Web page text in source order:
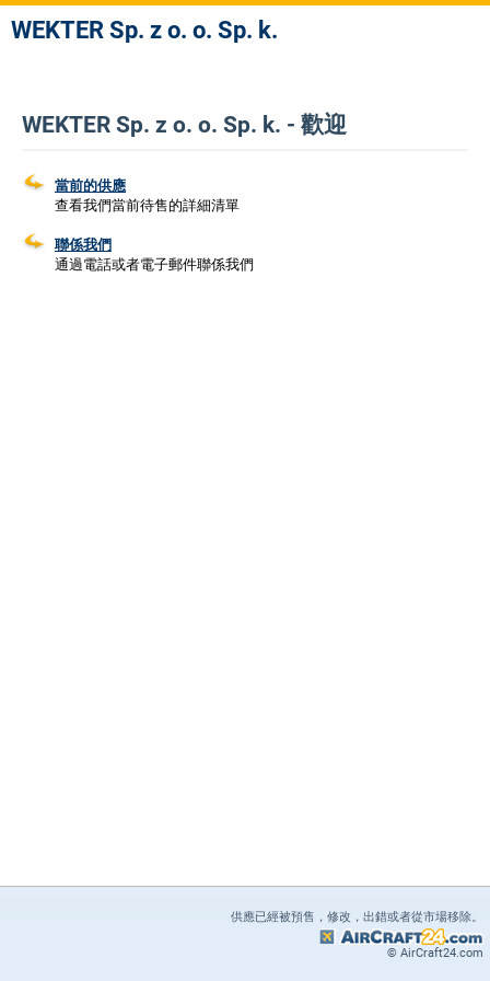
WEKTER Sp. z o. o. Sp. k.
WEKTER Sp. z o. o. Sp. k. - 歡迎
當前的供應
查看我們當前待售的詳細清單
聯係我們
通過電話或者電子郵件聯係我們
供應已經被預售，修改，出錯或者從市場移除。
© AirCraft24.com